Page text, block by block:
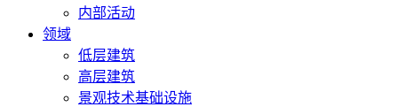
内部活动
领域
低层建筑
高层建筑
景观技术基础设施